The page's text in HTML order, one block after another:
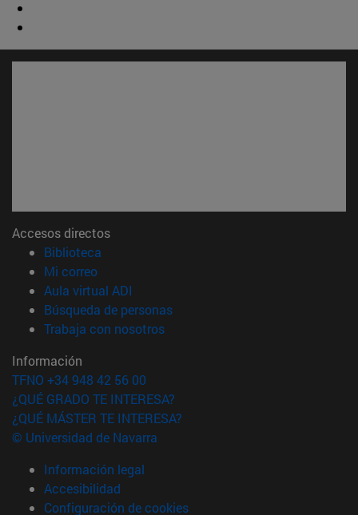
Accesos directos
Biblioteca
Mi correo(abre en nueva ventana)
Aula virtual ADI
Búsqueda de personas(abre en nueva ventana)
Trabaja con nosotros(abre en nueva ventana)
Información
TFNO +34 948 42 56 00
¿QUÉ GRADO TE INTERESA?
¿QUÉ MÁSTER TE INTERESA?
© Universidad de Navarra
Información legal
Accesibilidad
Configuración de cookies